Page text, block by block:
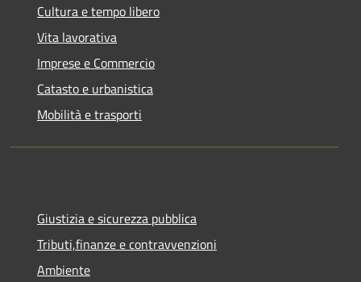
Cultura e tempo libero
Vita lavorativa
Imprese e Commercio
Catasto e urbanistica
Mobilità e trasporti
Giustizia e sicurezza pubblica
Tributi,finanze e contravvenzioni
Ambiente